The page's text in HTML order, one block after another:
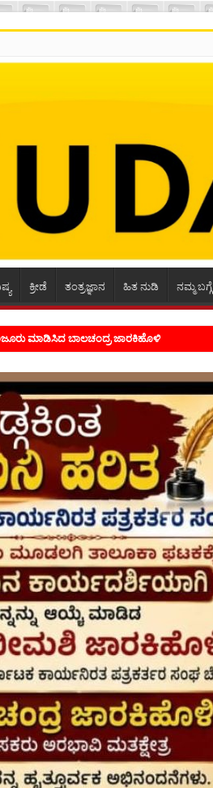
ಕ್ರೀಡೆ ತಂತ್ರಜ್ಞಾನ ಹಿತ ನುಡಿ ನಮ್ಮ ಬಗ್ಗೆ
ಮಾಡಿಸಿದ ಬಾಲಚಂದ್ರ ಜಾರಕಿಹೊಳಿ